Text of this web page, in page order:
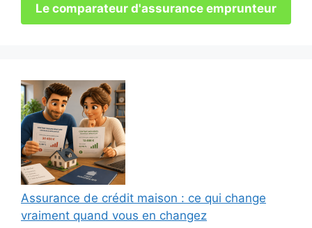
Le comparateur d'assurance emprunteur
Assurance de crédit maison : ce qui change
vraiment quand vous en changez